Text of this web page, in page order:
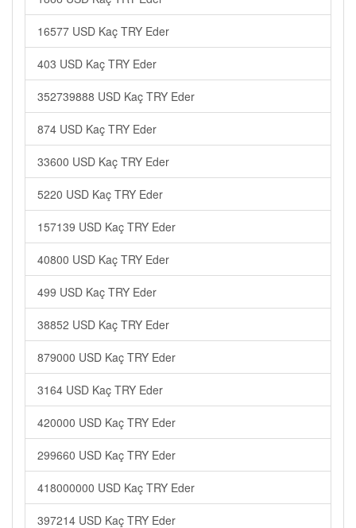
16577 USD Kaç TRY Eder
403 USD Kaç TRY Eder
352739888 USD Kaç TRY Eder
874 USD Kaç TRY Eder
33600 USD Kaç TRY Eder
5220 USD Kaç TRY Eder
157139 USD Kaç TRY Eder
40800 USD Kaç TRY Eder
499 USD Kaç TRY Eder
38852 USD Kaç TRY Eder
879000 USD Kaç TRY Eder
3164 USD Kaç TRY Eder
420000 USD Kaç TRY Eder
299660 USD Kaç TRY Eder
418000000 USD Kaç TRY Eder
397214 USD Kaç TRY Eder